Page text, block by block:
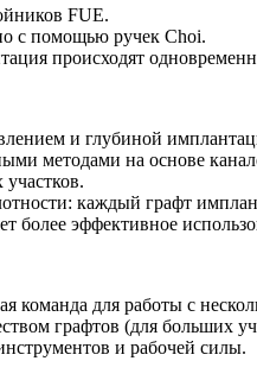
FUE.
с помощью ручек Choi.
происходят
и глубиной
методами на основе
каждый графт
эффективное
команда для работы с
графтов (для больших
и рабочей силы.